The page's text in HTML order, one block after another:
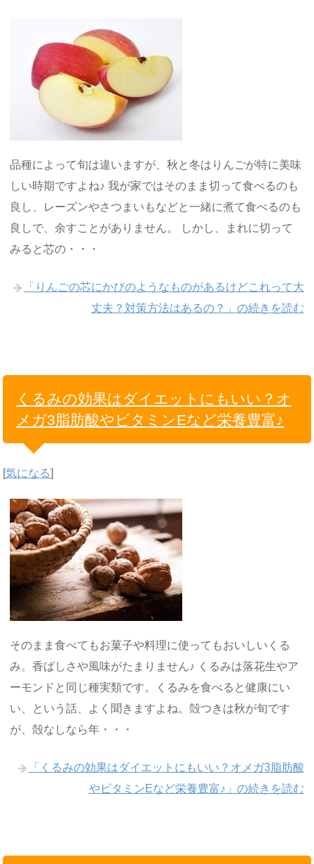
品種によって旬は違いますが、秋と冬はりんごが特に美味
しい時期ですよね♪ 我が家ではそのまま切って食べるのも
良し、レーズンやさつまいもなどと一緒に煮て食べるのも
良しで、余すことがありません。 しかし、まれに切って
みると芯の・・・
「りんごの芯にかびのようなものがあるけどこれって大
丈夫？対策方法はあるの？」の続きを読む
くるみの効果はダイエットにもいい？オ
メガ3脂肪酸やビタミンEなど栄養豊富♪
[気になる]
そのまま食べてもお菓子や料理に使ってもおいしいくる
み。香ばしさや風味がたまりません♪ くるみは落花生やア
ーモンドと同じ種実類です。くるみを食べると健康にい
い、という話、よく聞きますよね。殻つきは秋が旬です
が、殻なしなら年・・・
「くるみの効果はダイエットにもいい？オメガ3脂肪酸
やビタミンEなど栄養豊富♪」の続きを読む